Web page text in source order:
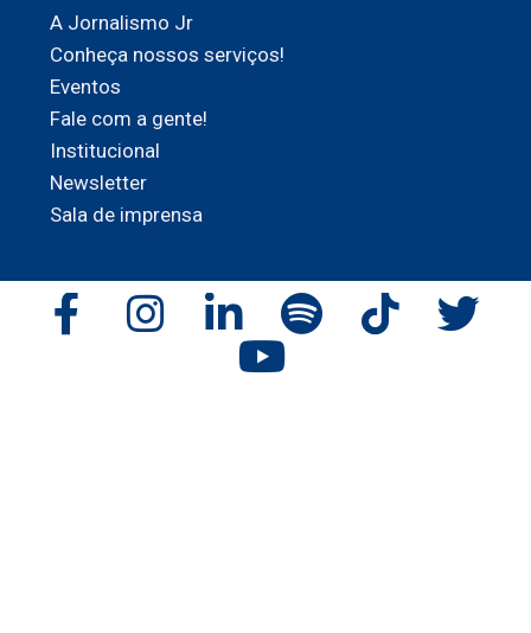
A Jornalismo Jr
Conheça nossos serviços!
Eventos
Fale com a gente!
Institucional
Newsletter
Sala de imprensa